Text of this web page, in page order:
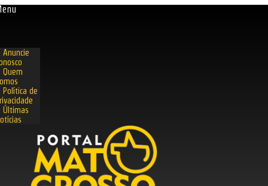
Anuncie
Quem
Política de
Últimas